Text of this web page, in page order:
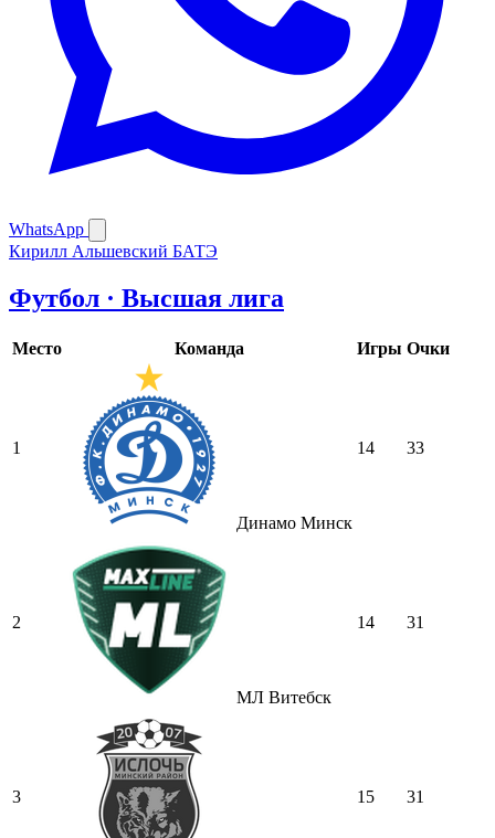
WhatsApp
Кирилл Альшевский БАТЭ
Футбол · Высшая лига
Место Команда Игры Очки
1
Динамо Минск
14 33
2
МЛ Витебск
14 31
3 15 31